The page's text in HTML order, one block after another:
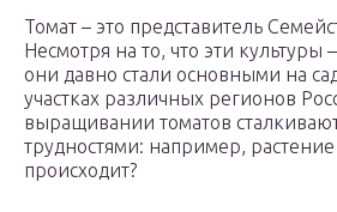
Томат – это представитель
Несмотря на то, что эти
они давно стали основными на
участках различных регионов
выращивании томатов
трудностями: например,
происходит?